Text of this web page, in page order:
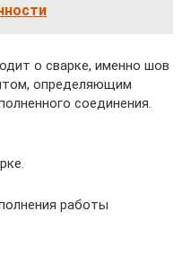
о сварке, именно шов
определяющим
соединения.
работы